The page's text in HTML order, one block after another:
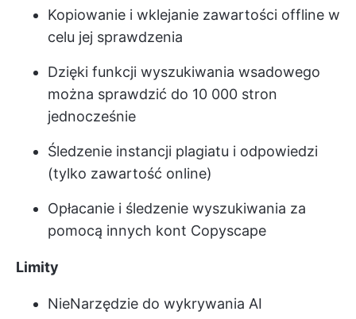
Kopiowanie i wklejanie zawartości offline w
celu jej sprawdzenia
Dzięki funkcji wyszukiwania wsadowego
można sprawdzić do 10 000 stron
jednocześnie
Śledzenie instancji plagiatu i odpowiedzi
(tylko zawartość online)
Opłacanie i śledzenie wyszukiwania za
pomocą innych kont Copyscape
Limity
NieNarzędzie do wykrywania AI